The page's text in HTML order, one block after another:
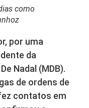
como
por uma
da
Nadal (MDB).
de ordens de
contatos em